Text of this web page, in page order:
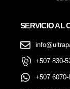
SERVICIO AL
+507 830-
+507 6070-